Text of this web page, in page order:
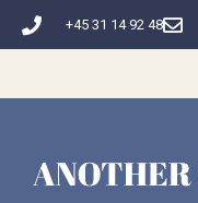
+45 31 14 92 48